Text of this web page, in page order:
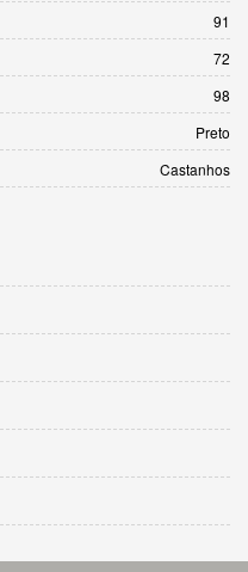
91
72
98
Preto
Castanhos